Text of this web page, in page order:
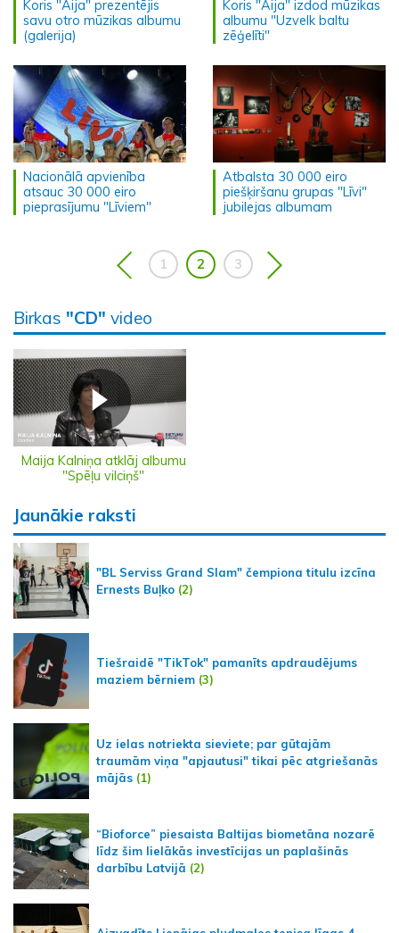
Koris "Aija" prezentējis
savu otro mūzikas albumu
(galerija)
Koris "Aija" izdod mūzikas
albumu "Uzvelk baltu
zēģelīti"
Nacionālā apvienība
atsauc 30 000 eiro
pieprasījumu "Līviem"
Atbalsta 30 000 eiro
piešķiršanu grupas "Līvi"
jubilejas albumam
1 2 3
Birkas "CD" video
Maija Kalniņa atklāj albumu
"Spēļu vilciņš"
Jaunākie raksti
"BL Serviss Grand Slam" čempiona titulu izcīna
Ernests Buļko (2)
Tiešraidē "TikTok" pamanīts apdraudējums
maziem bērniem (3)
Uz ielas notriekta sieviete; par gūtajām
traumām viņa "apjautusi" tikai pēc atgriešanās
mājās (1)
“Bioforce” piesaista Baltijas biometāna nozarē
līdz šim lielākās investīcijas un paplašinās
darbību Latvijā (2)